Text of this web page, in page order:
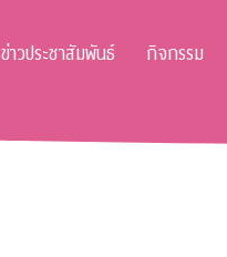
ข่าวประชาสัมพันธ์ กิจกรรม